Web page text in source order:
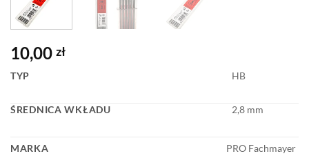
10,00 zł
TYP HB
ŚREDNICA WKŁADU 2,8 mm
MARKA
PRO Fachmayer